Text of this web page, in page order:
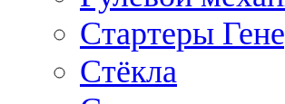
Стартеры
Стёкла